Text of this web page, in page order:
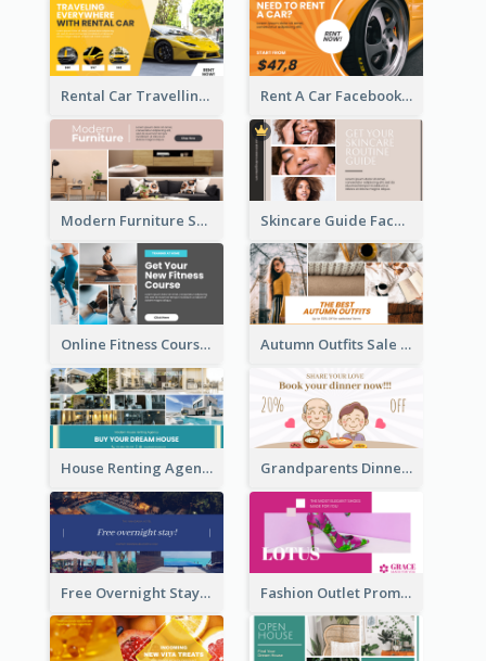
Rental Car Travelling Facebook Ad Rent A Car Facebook Ad
Modern Furniture Shop Facebook Ad Skincare Guide Facebook Ad
Online Fitness Course Facebook Ad Autumn Outfits Sale Facebook Ad
House Renting Agency Facebook Ad Grandparents Dinner Discount Facebook Ad
Free Overnight Stay Hotel Promotion Facebook Ad Fashion Outlet Promote Facebook Ad